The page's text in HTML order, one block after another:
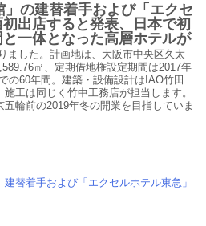
」の建替着手および「エクセ
出店すると発表、日本で初
一体となった高層ホテルが
ました。計画地は、大阪市中央区久太
㎡、定期借地権設定期間は2017年
の60年間。建築・設備設計はIAO竹田
工は同じく竹中工務店が担当します。
輪前の2019年冬の開業を目指していま
替着手および「エクセルホテル東急」